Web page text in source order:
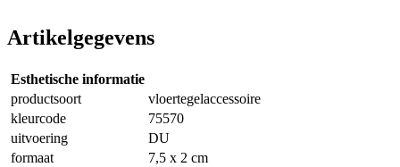
Artikelgegevens
Esthetische informatie
productsoort
vloertegelaccessoire
kleurcode
75570
uitvoering
DU
formaat
7,5 x 2 cm